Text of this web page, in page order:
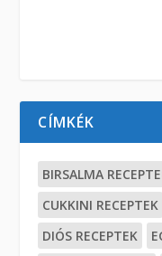
CÍMKÉK
BIRSALMA
CUKKINI RECEPTEK
DIÓS RECEPTEK